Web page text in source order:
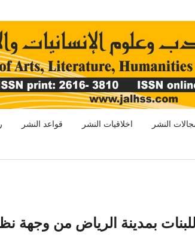
النشر اخلاقيات النشر قواعد النشر
للبنات بمدينة الرياض من وجهة